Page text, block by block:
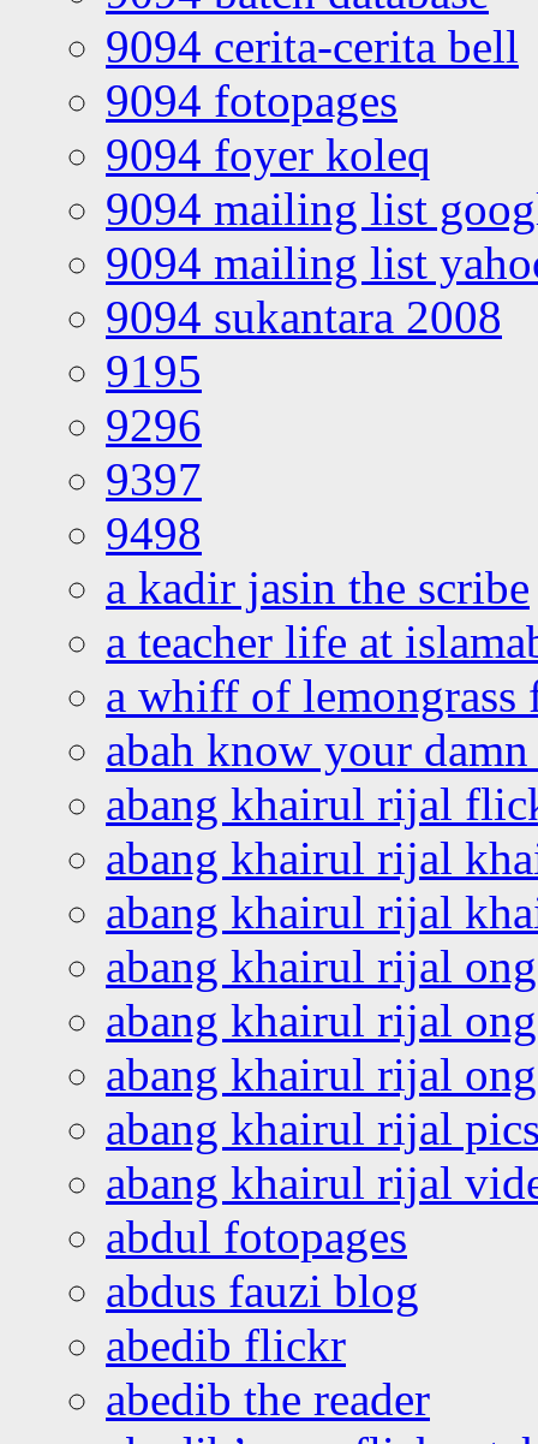
9094 cerita-cerita bell
9094 fotopages
9094 foyer koleq
9094 mailing list
9094 mailing list
9094 sukantara 2008
9195
9296
9397
9498
a kadir jasin the scribe
a teacher life at
a whiff of lemongrass
abah know your
abang khairul rijal
abang khairul rijal
abang khairul rijal
abang khairul rijal
abang khairul rijal
abang khairul rijal
abang khairul rijal
abang khairul rijal
abdul fotopages
abdus fauzi blog
abedib flickr
abedib the reader